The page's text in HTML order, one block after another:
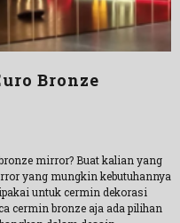
Bronze
mirror? Buat kalian yang
yang mungkin kebutuhannya
untuk cermin dekorasi
cermin bronze aja ada pilihan